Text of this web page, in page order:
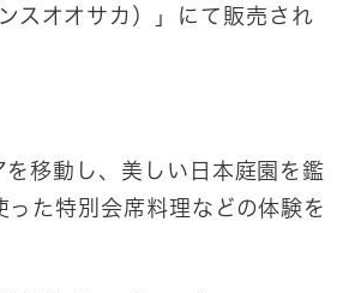
オオサカ）」にて販売され
移動し、美しい日本庭園を鑑
た特別会席料理などの体験を